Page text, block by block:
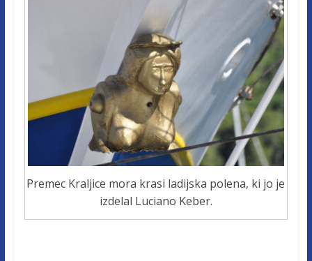
Premec Kraljice mora krasi ladijska polena, ki jo je
izdelal Luciano Keber.